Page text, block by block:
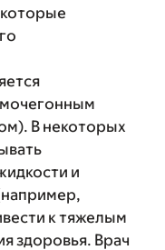
В некоторых
и
к тяжелым
здоровья. Врач